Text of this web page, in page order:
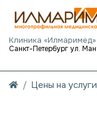
Клиника «Илмаримед»
Цены на услуги